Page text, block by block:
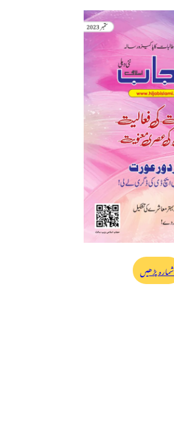
شمارہ پڑھیں